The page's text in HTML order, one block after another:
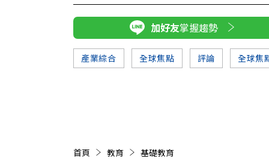
加好友掌握趨勢
產業綜合 全球焦點 評論 全球焦
首頁 教育 基礎教育